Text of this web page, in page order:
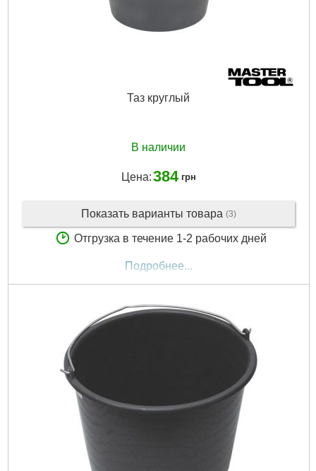
Таз круглый
В наличии
Цена:384 грн
Показать варианты товара (3)
Отгрузка в течение 1-2 рабочих дней
Подробнее...